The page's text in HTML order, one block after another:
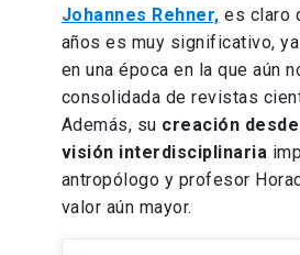
Johannes Rehner, es claro
años es muy significativo,
en una época en la que aún
consolidada de revistas
Además, su creación
visión interdisciplinaria
antropólogo y profesor
valor aún mayor.